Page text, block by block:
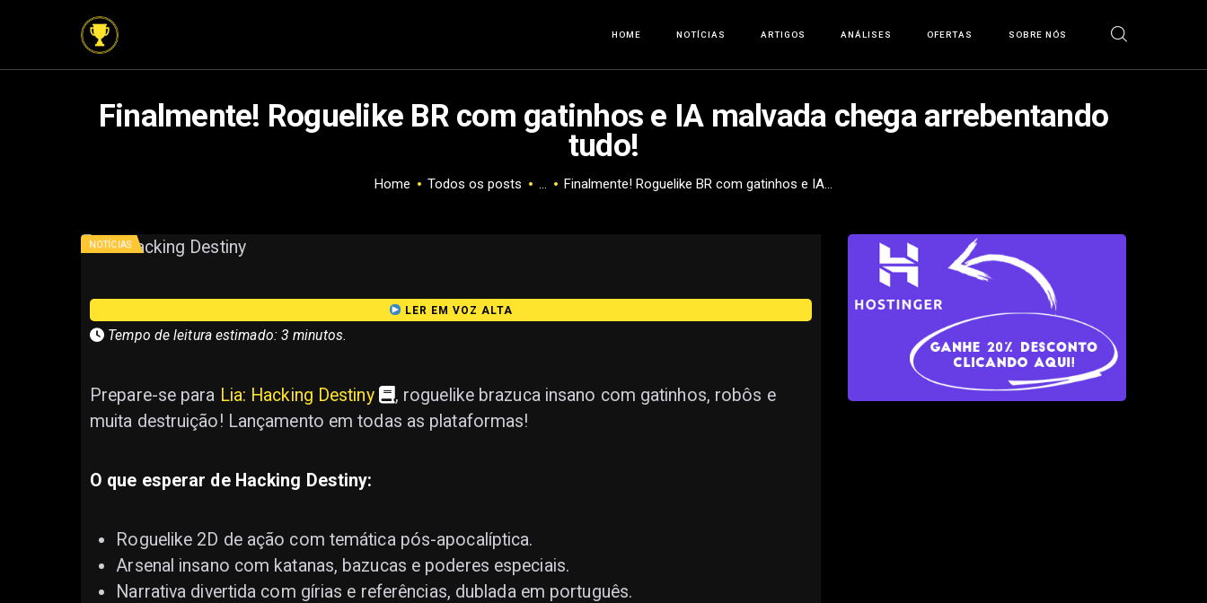
HOME NOTÍCIAS ARTIGOS ANÁLISES OFERTAS SOBRE NÓS
Finalmente! Roguelike BR com gatinhos e IA malvada chega arrebentando
tudo!
Home Todos os posts ... Finalmente! Roguelike BR com gatinhos e IA...
NOTÍCIAS
ARTIGOS
ANÁLISES
SOBRE NÓS
NOTÍCIAS
LER EM VOZ ALTA
Tempo de leitura estimado: 3 minutos.
Prepare-se para Lia: Hacking Destiny
, roguelike brazuca insano com gatinhos, robôs e
muita destruição! Lançamento em todas as plataformas!
O que esperar de Hacking Destiny:
Roguelike 2D de ação com temática pós-apocalíptica.
Arsenal insano com katanas, bazucas e poderes especiais.
Narrativa divertida com gírias e referências, dublada em português.